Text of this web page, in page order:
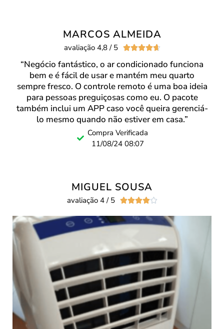
MARCOS ALMEIDA
avaliação 4,8 / 5 
“Negócio fantástico, o ar condicionado funciona
bem e é fácil de usar e mantém meu quarto
sempre fresco. O controle remoto é uma boa ideia
para pessoas preguiçosas como eu. O pacote
também inclui um APP caso você queira gerenciá-
lo mesmo quando não estiver em casa.”
Compra Verificada
11/08/24 08:07
MIGUEL SOUSA
avaliação 4 / 5 